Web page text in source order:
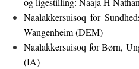
Naalakkersuisoq for
Wangenheim (DEM)
Naalakkersuisoq for Børn,
(IA)